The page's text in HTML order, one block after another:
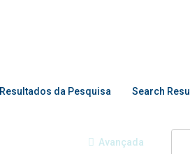
Resultados da Pesquisa Search
Avançada